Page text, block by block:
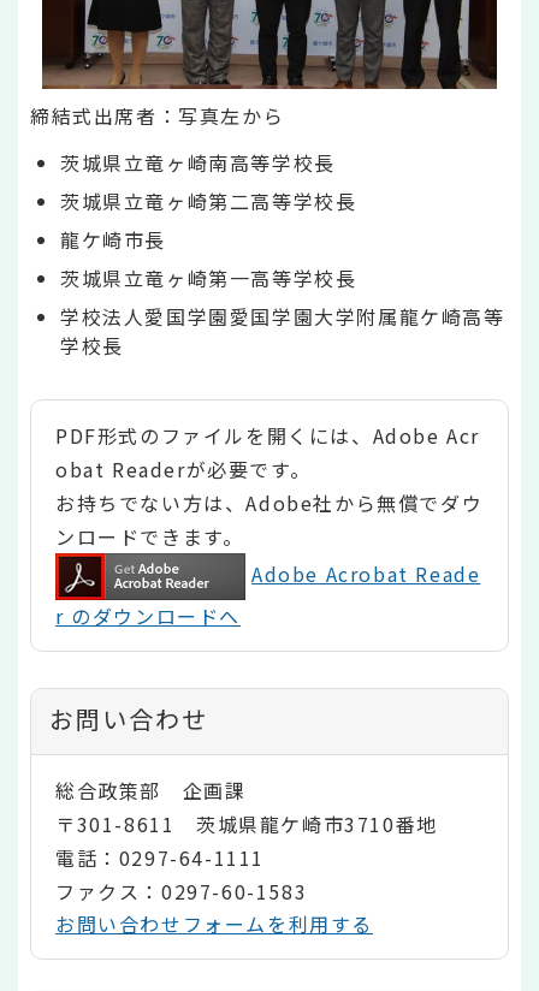
締結式出席者：写真左から
茨城県立竜ヶ崎南高等学校長
茨城県立竜ヶ崎第二高等学校長
龍ケ崎市長
茨城県立竜ヶ崎第一高等学校長
学校法人愛国学園愛国学園大学附属龍ケ崎高等
学校長
PDF形式のファイルを開くには、Adobe Acr
obat Readerが必要です。
お持ちでない方は、Adobe社から無償でダウ
ンロードできます。
Adobe Acrobat Reade
r のダウンロードへ
お問い合わせ
総合政策部 企画課
〒301-8611 茨城県龍ケ崎市3710番地
電話：0297-64-1111
ファクス：0297-60-1583
お問い合わせフォームを利用する